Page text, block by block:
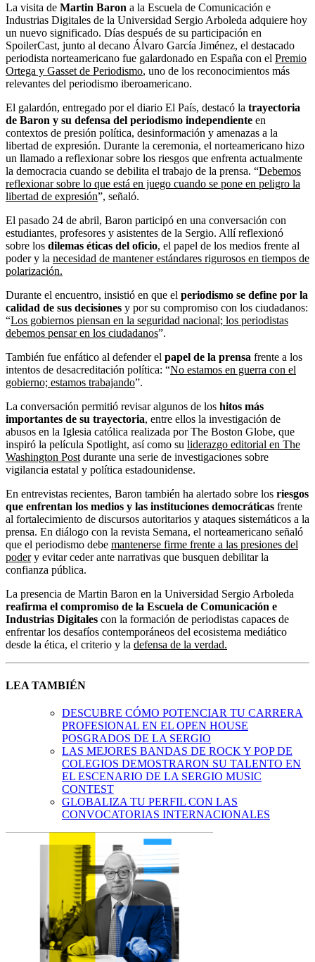
La visita de Martin Baron a la Escuela de Comunicación e
Industrias Digitales de la Universidad Sergio Arboleda adquiere hoy
un nuevo significado. Días después de su participación en
SpoilerCast, junto al decano Álvaro García Jiménez, el destacado
periodista norteamericano fue galardonado en España con el Premio
Ortega y Gasset de Periodismo, uno de los reconocimientos más
relevantes del periodismo iberoamericano.
El galardón, entregado por el diario El País, destacó la trayectoria
de Baron y su defensa del periodismo independiente en
contextos de presión política, desinformación y amenazas a la
libertad de expresión. Durante la ceremonia, el norteamericano hizo
un llamado a reflexionar sobre los riesgos que enfrenta actualmente
la democracia cuando se debilita el trabajo de la prensa. “Debemos
reflexionar sobre lo que está en juego cuando se pone en peligro la
libertad de expresión”, señaló.
El pasado 24 de abril, Baron participó en una conversación con
estudiantes, profesores y asistentes de la Sergio. Allí reflexionó
sobre los dilemas éticas del oficio, el papel de los medios frente al
poder y la necesidad de mantener estándares rigurosos en tiempos de
polarización.
Durante el encuentro, insistió en que el periodismo se define por la
calidad de sus decisiones y por su compromiso con los ciudadanos:
“Los gobiernos piensan en la seguridad nacional; los periodistas
debemos pensar en los ciudadanos”.
También fue enfático al defender el papel de la prensa frente a los
intentos de desacreditación política: “No estamos en guerra con el
gobierno; estamos trabajando”.
La conversación permitió revisar algunos de los hitos más
importantes de su trayectoria, entre ellos la investigación de
abusos en la Iglesia católica realizada por The Boston Globe, que
inspiró la película Spotlight, así como su liderazgo editorial en The
Washington Postdurante una serie de investigaciones sobre
vigilancia estatal y política estadounidense.
En entrevistas recientes, Baron también ha alertado sobre los riesgos
que enfrentan los medios y las instituciones democráticas frente
al fortalecimiento de discursos autoritarios y ataques sistemáticos a la
prensa. En diálogo con la revista Semana, el norteamericano señaló
que el periodismo debe mantenerse firme frente a las presiones del
podery evitar ceder ante narrativas que busquen debilitar la
confianza pública.
La presencia de Martin Baron en la Universidad Sergio Arboleda
reafirma el compromiso de la Escuela de Comunicación e
Industrias Digitales con la formación de periodistas capaces de
enfrentar los desafíos contemporáneos del ecosistema mediático
desde la ética, el criterio y la defensa de la verdad.
LEA TAMBIÉN
DESCUBRE CÓMO POTENCIAR TU CARRERA
PROFESIONAL EN EL OPEN HOUSE
POSGRADOS DE LA SERGIO
LAS MEJORES BANDAS DE ROCK Y POP DE
COLEGIOS DEMOSTRARON SU TALENTO EN
EL ESCENARIO DE LA SERGIO MUSIC
CONTEST
GLOBALIZA TU PERFIL CON LAS
CONVOCATORIAS INTERNACIONALES